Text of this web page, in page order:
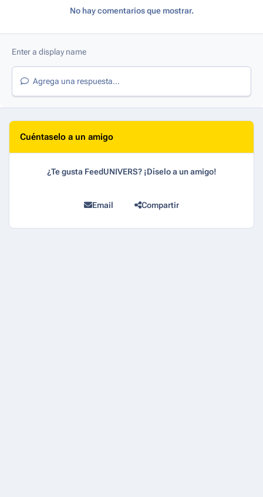
No hay comentarios que mostrar.
Agrega una respuesta...
Cuéntaselo a un amigo
¿Te gusta FeedUNIVERS? ¡Díselo a un amigo!
Email Compartir